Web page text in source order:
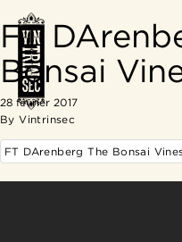
FT
Bonsai
28 février 2017
ByVintrinsec
FT DArenberg The Bonsai